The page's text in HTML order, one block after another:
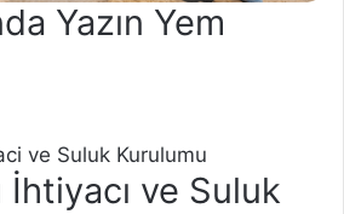
Yazın Yem
İhtiyacı ve Suluk